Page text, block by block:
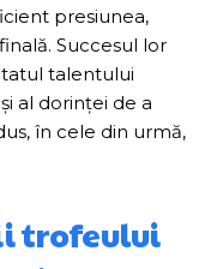
presiunea,
Succesul lor
talentului
al dorinței de a
în cele din urmă,
trofeului